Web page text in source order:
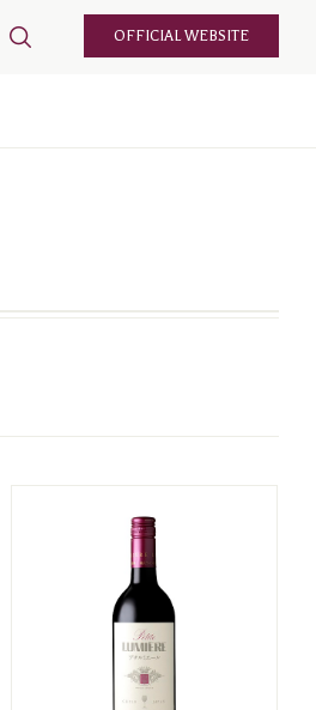
OFFICIAL WEBSITE